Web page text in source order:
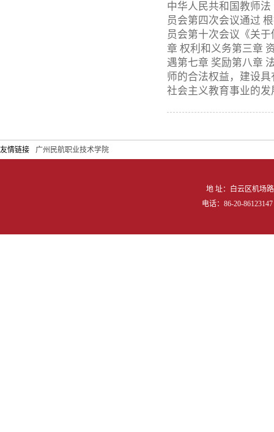
中华人民共和国教师
员会第四次会议通过
员会第十次会议《关
章 权利和义务第三章
遇第七章 奖励第八章
师的合法权益，建设
社会主义教育事业的发
友情链接 广州民航职业技术学院
地 址：白云区机场
电话：86-20-